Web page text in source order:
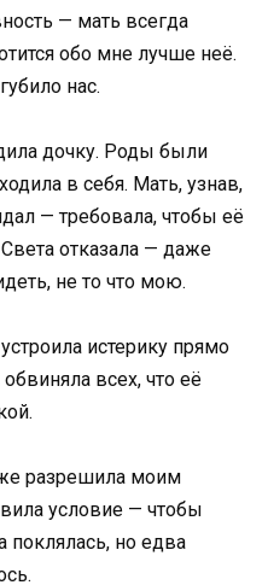
— мать всегда
обо мне лучше неё.
нас.
дочку. Роды были
в себя. Мать, узнав,
— требовала, чтобы её
отказала — даже
не то что мою.
истерику прямо
всех, что её
разрешила моим
условие — чтобы
поклялась, но едва